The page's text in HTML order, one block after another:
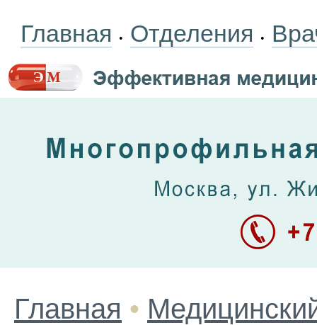
Главная • Отделения •
Главная •